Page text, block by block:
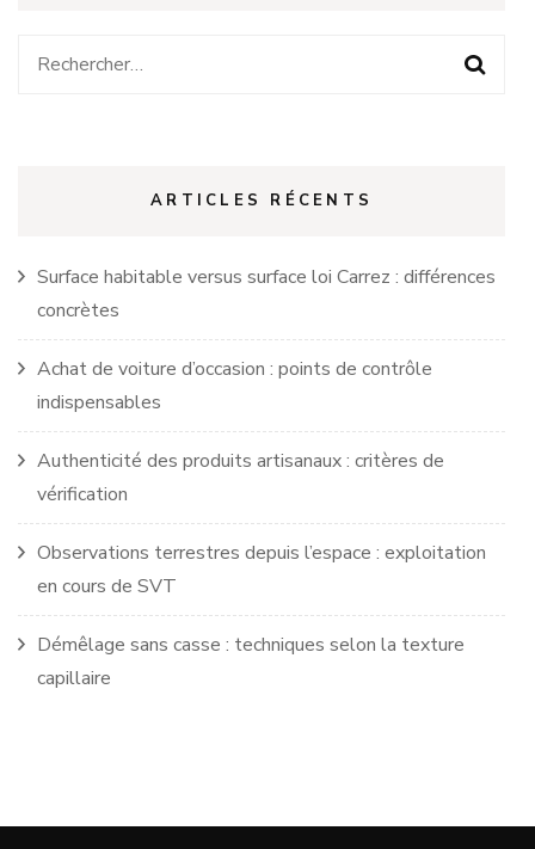
Rechercher :
ARTICLES RÉCENTS
Surface habitable versus surface loi Carrez : différences
concrètes
Achat de voiture d’occasion : points de contrôle
indispensables
Authenticité des produits artisanaux : critères de
vérification
Observations terrestres depuis l’espace : exploitation
en cours de SVT
Démêlage sans casse : techniques selon la texture
capillaire